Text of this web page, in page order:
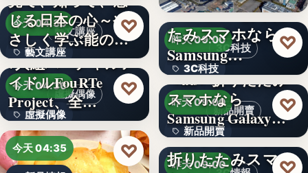
文字
藝文講座
今天 04:39
藝文講座
1,000円
じる日本の心～や
さしく学ぶ能の世
界へ
♡
虛擬偶像
今天 04:36
虛擬偶像
10
7人組バーチャルア
イドルFouRTe
Project、全…
♡
今天 04:35 ♡
れる…
3C科技
昨天 09:00
3C科技
文字
＜OPEN＞折りた
たみスマホなら
Samsung…
♡
新品開賣
昨天 09:00
新品開賣
4.1
＜au＞折りたたみ
スマホなら
Samsung Galaxy…
♡
昨天 09:00
＜ソフトバンク＞
折りたたみスマホ
♡